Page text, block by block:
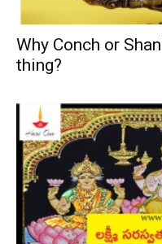
Why Conch or
thing?